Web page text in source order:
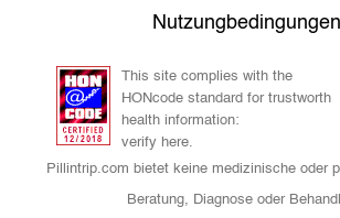
Nutzungbedingungen
This site complies with the
HONcode standard for trustworth
health information:
verify here.
Pillintrip.com bietet keine medizinische oder
Beratung, Diagnose oder